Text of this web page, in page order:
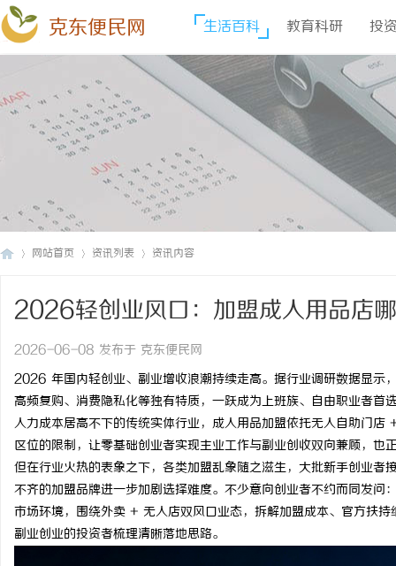
克东便民网 生活百科 教育科研 投
网站首页 资讯列表 资讯内容
2026轻创业风口：加盟成人用品店
坑全指南
2026-06-08 发布于 克东便民网
2026 年国内轻创业、副业增收浪潮持续走高。据行业调研数据显示
高频复购、消费隐私化等独有特质，一跃成为上班族、自由职业者
人力成本居高不下的传统实体行业，成人用品加盟依托无人自助门
区位的限制，让零基础创业者实现主业工作与副业创收双向兼顾，也
但在行业火热的表象之下，各类加盟乱象随之滋生，大批新手创业
不齐的加盟品牌进一步加剧选择难度。不少意向创业者不约而同发
市场环境，围绕外卖 + 无人店双风口业态，拆解加盟成本、官方扶
副业创业的投资者梳理清晰落地思路。